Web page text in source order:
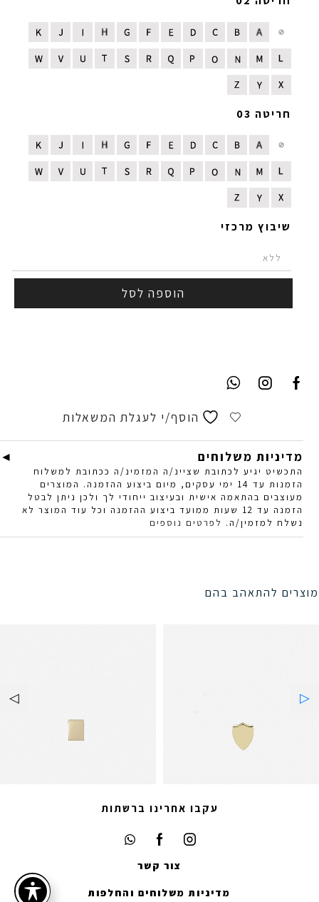
חריטה 03
שיבוץ מרכזי
הוספה לסל
הוסף/י לעגלת המשאלות
מדיניות משלוחים
התכשיט יגיע לכתובת שציינ/ה המזמינ/ה ככתובת למשלוח
הזמנות עד 14 ימי עסקים, מיום ביצוע ההזמנה. המוצרים
מעוצבים בהתאמה אישית ובעיצוב ייחודי לך ולכן ניתן לבטל
הזמנה עד 12 שעות ממועד ביצוע ההזמנה וכל עוד המוצר לא
נשלח למזמין/ה. לפרטים נוספים
מוצרים להתאהב בהם
עקבו אחרינו ברשתות
צור קשר
מדיניות משלוחים והחלפות